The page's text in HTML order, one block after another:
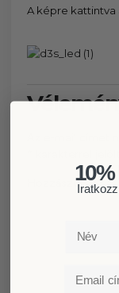
A képre kattintva
Az e-mail címet
Hozzászólás *
Név
Email